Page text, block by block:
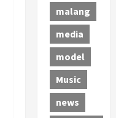
malang
media
model
Music
news